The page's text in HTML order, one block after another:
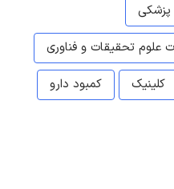
پزشکی
علوم تحقیقات و فناوری
کلینیک
کمبود دارو